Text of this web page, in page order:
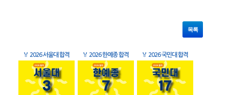
목록
🏅 2026 서울대 합격 🏅 2026 한예종 합격 🏅 2026 국민대 합격